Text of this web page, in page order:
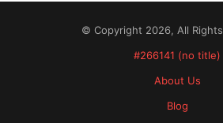
© Copyright 2026, All
#266141 (no title)
About Us
Blog